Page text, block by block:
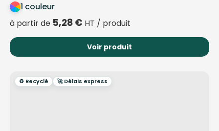
1 couleur
à partir de 5,28€ HT / produit
Voir produit
♻️ Recyclé 🚀 Délais express